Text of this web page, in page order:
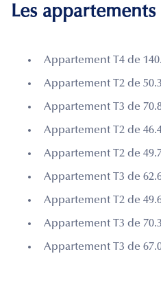
Les
Appartement T4 de
Appartement T2 de
Appartement T3 de
Appartement T2 de
Appartement T2 de
Appartement T3 de
Appartement T2 de
Appartement T3 de
Appartement T3 de